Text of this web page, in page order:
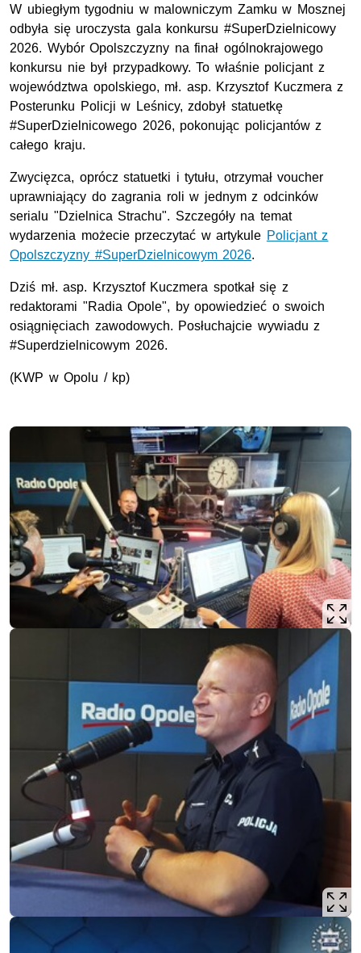
W ubiegłym tygodniu w malowniczym Zamku w Mosznej
odbyła się uroczysta gala konkursu #SuperDzielnicowy
2026. Wybór Opolszczyzny na finał ogólnokrajowego
konkursu nie był przypadkowy. To właśnie policjant z
województwa opolskiego, mł. asp. Krzysztof Kuczmera z
Posterunku Policji w Leśnicy, zdobył statuetkę
#SuperDzielnicowego 2026, pokonując policjantów z
całego kraju.
Zwycięzca, oprócz statuetki i tytułu, otrzymał voucher
uprawniający do zagrania roli w jednym z odcinków
serialu "Dzielnica Strachu". Szczegóły na temat
wydarzenia możecie przeczytać w artykule Policjant z
Opolszczyzny #SuperDzielnicowym 2026.
Dziś mł. asp. Krzysztof Kuczmera spotkał się z
redaktorami "Radia Opole", by opowiedzieć o swoich
osiągnięciach zawodowych. Posłuchajcie wywiadu z
#Superdzielnicowym 2026.
(KWP w Opolu / kp)